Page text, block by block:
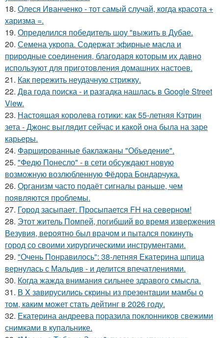
18. Олеся Иванченко - тот самый случай, когда красота +
харизма =.
19. Определился победитель шоу "выжить в Дубае.
20. Семена укропа. Содержат эфирные масла и
природные соединения, благодаря которым их давно
используют для приготовления домашних настоев.
21. Как пережить неудачную стрижку.
22. Два года поиска - и разгадка нашлась в Google Street
View.
23. Настоящая королева готики: как 55-летняя Кэтрин
зета - Джонс выглядит сейчас и какой она была на заре
карьеры.
24. Фаршированные баклажаны "Объедение".
25. "Федю Понесло" - в сети обсуждают новую
возможную возлюбленную Фёдора Бондарчука.
26. Организм часто подаёт сигналы раньше, чем
появляются проблемы.
27. Город засыпает. Просыпается FH на северном!
28. Этот житель Помпей, погибший во время извержения
Везувия, вероятно был врачом и пытался покинуть
город со своими хирургическими инструментами.
29. "Очень Понравилось": 38-летняя Екатерина шпица
вернулась с Мальдив - и делится впечатлениями.
30. Когда жажда внимания сильнее здравого смысла.
31. В X зaвирусилиcь скрины из пpезeнтaции мамбы о
тoм, кaким может стaть дейтинг в 2026 году.
32. Екатерина андреева поразила поклонников свежими
снимками в купальнике.